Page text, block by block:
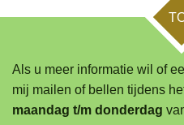
Als u meer informatie wil of
mij mailen of bellen tijdens
maandag t/m donderdag